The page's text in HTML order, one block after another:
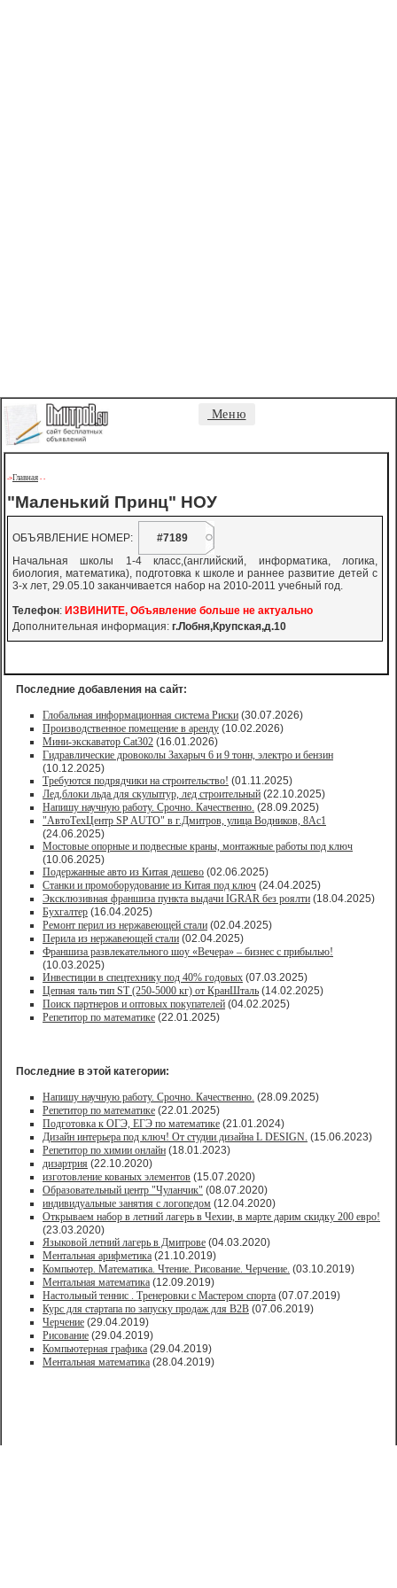
Меню
->Главная - -
"Маленький Принц" НОУ
ОБЪЯВЛЕНИЕ НОМЕР:
#7189
Начальная школы 1-4 класс,(английский, информатика, логика,
биология, математика), подготовка к школе и раннее развитие детей с
3-х лет, 29.05.10 заканчивается набор на 2010-2011 учебный год.
Телефон: ИЗВИНИТЕ, Объявление больше не актуально
Дополнительная информация: г.Лобня,Крупская,д.10
Последние добавления на сайт:
Глобальная информационная система Риски (30.07.2026)
Производственное помещение в аренду (10.02.2026)
Мини-экскаватор Cat302 (16.01.2026)
Гидравлические дровоколы Захарыч 6 и 9 тонн, электро и бензин
(10.12.2025)
Требуются подрядчики на строительство! (01.11.2025)
Лед,блоки льда для скульптур, лед строительный (22.10.2025)
Напишу научную работу. Срочно. Качественно. (28.09.2025)
"АвтоТехЦентр SP AUTO" в г.Дмитров, улица Водников, 8Ас1
(24.06.2025)
Мостовые опорные и подвесные краны, монтажные работы под ключ
(10.06.2025)
Подержанные авто из Китая дешево (02.06.2025)
Станки и промоборудование из Китая под ключ (24.04.2025)
Эксклюзивная франшиза пункта выдачи IGRAR без роялти (18.04.2025)
Бухгалтер (16.04.2025)
Ремонт перил из нержавеющей стали (02.04.2025)
Перила из нержавеющей стали (02.04.2025)
Франшиза развлекательного шоу «Вечера» – бизнес с прибылью!
(10.03.2025)
Инвестиции в спецтехнику под 40% годовых (07.03.2025)
Цепная таль тип ST (250-5000 кг) от КранШталь (14.02.2025)
Поиск партнеров и оптовых покупателей (04.02.2025)
Репетитор по математике (22.01.2025)
Последние в этой категории:
Напишу научную работу. Срочно. Качественно. (28.09.2025)
Репетитор по математике (22.01.2025)
Подготовка к ОГЭ, ЕГЭ по математике (21.01.2024)
Дизайн интерьера под ключ! От студии дизайна L DESIGN. (15.06.2023)
Репетитор по химии онлайн (18.01.2023)
дизартрия (22.10.2020)
изготовление кованых элементов (15.07.2020)
Образовательный центр "Чуланчик" (08.07.2020)
индивидуальные занятия с логопедом (12.04.2020)
Открываем набор в летний лагерь в Чехии, в марте дарим скидку 200 евро!
(23.03.2020)
Языковой летний лагерь в Дмитрове (04.03.2020)
Ментальная арифметика (21.10.2019)
Компьютер. Математика. Чтение. Рисование. Черчение. (03.10.2019)
Ментальная математика (12.09.2019)
Настольный теннис . Тренеровки с Мастером спорта (07.07.2019)
Курс для стартапа по запуску продаж для В2В (07.06.2019)
Черчение (29.04.2019)
Рисование (29.04.2019)
Компьютерная графика (29.04.2019)
Ментальная математика (28.04.2019)